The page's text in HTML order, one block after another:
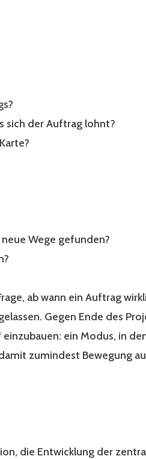
sich der Auftrag lohnt?
Wege gefunden?
ab wann ein Auftrag
Gegen Ende des
ein Modus, in
zumindest Bewegung
die Entwicklung der